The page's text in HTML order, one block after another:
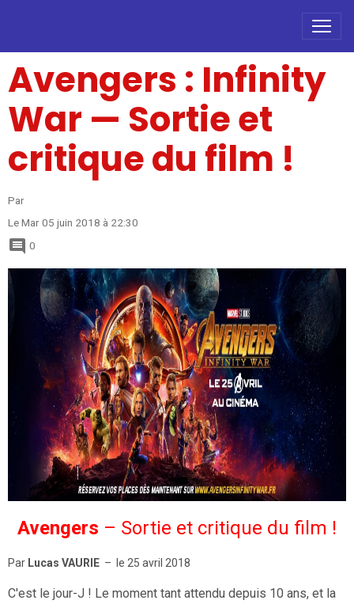
Avengers : Infinity
War — Sortie et
critique du film !
Par
Le Mar 05 juin 2018 à 22:30
0
Avengers – Sortie et critique du film !
Par Lucas VAURIE – le 25 avril 2018
C'est le jour-J ! Le moment tant attendu depuis 10 ans, et la